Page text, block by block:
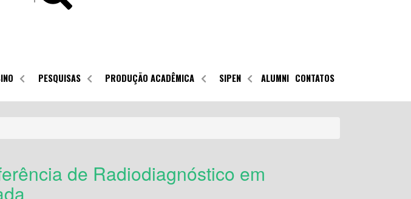
PESQUISAS PRODUÇÃO ACADÊMICA SIPEN ALUMNI CONTATOS
de Radiodiagnóstico em